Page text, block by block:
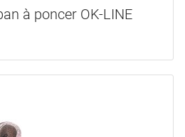
à poncer OK-LINE